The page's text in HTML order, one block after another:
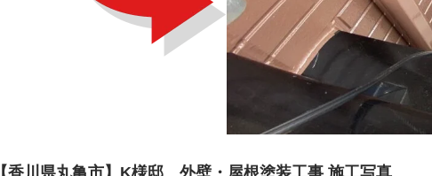
【香川県丸亀市】K様邸 外壁・屋根塗装工事 施工写真